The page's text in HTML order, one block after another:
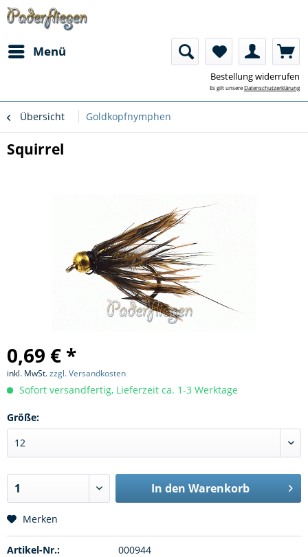
Menü
Bestellung widerrufen
Es gilt unsereDatenschutzerklärung
Übersicht Goldkopfnymphen
Squirrel
0,69 € *
inkl. MwSt.zzgl. Versandkosten
Sofort versandfertig, Lieferzeit ca. 1-3 Werktage
Größe:
In den Warenkorb
Merken
Artikel-Nr.: 000944